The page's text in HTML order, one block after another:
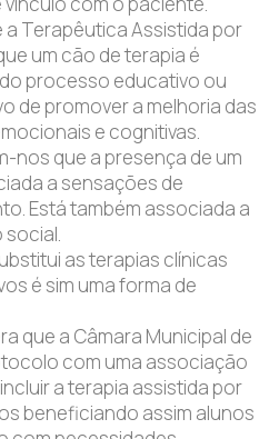
Terapêutica Assistida por
um cão de terapia é
processo educativo ou
de promover a melhoria das
e cognitivas.
nos que a presença de um
a sensações de
Está também associada a
social.
as terapias clínicas
é sim uma forma de
que a Câmara Municipal de
com uma associação
a terapia assistida por
beneficiando assim alunos